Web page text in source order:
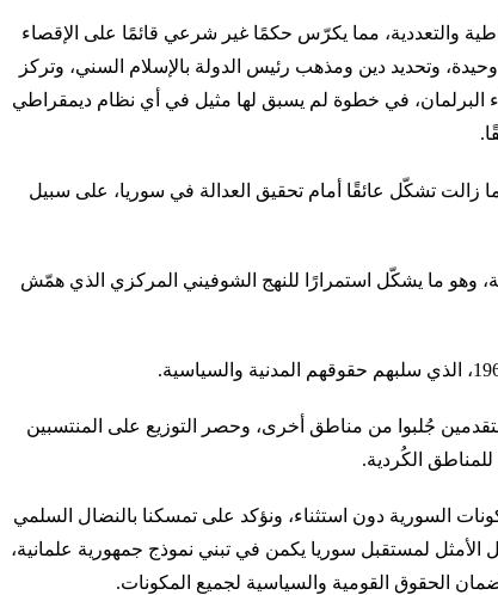
والتعددية، مما يكرّس حكمًا غير شرعي قائمًا على الإقصاء
وتحديد دين ومذهب رئيس الدولة بالإسلام السني، وتركز
البرلمان، في خطوة لم يسبق لها مثيل في أي نظام ديمقراطي
زالت تشكّل عائقًا أمام تحقيق العدالة في سوريا، على سبيل
وهو ما يشكّل استمرارًا للنهج الشوفيني المركزي الذي همّش
جُلبوا من مناطق أخرى، وحصر التوزيع على المنتسبين
الكُردية.
السورية دون استثناء، ونؤكد على تمسكنا بالنضال السلمي
لمستقبل سوريا يكمن في تبني نموذج جمهورية علمانية،
الحقوق القومية والسياسية لجميع المكونات.